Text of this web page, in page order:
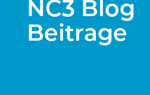
NC3 Blog
Beitrage